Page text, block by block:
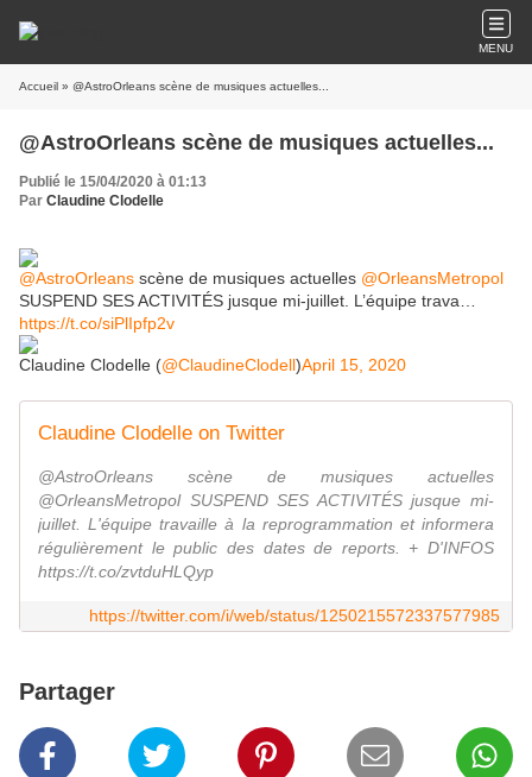
MENU
Accueil » @AstroOrleans scène de musiques actuelles...
@AstroOrleans scène de musiques actuelles...
Publié le 15/04/2020 à 01:13
Par Claudine Clodelle
@AstroOrleans scène de musiques actuelles @OrleansMetropol
SUSPEND SES ACTIVITÉS jusque mi-juillet. L’équipe trava…
https://t.co/siPlIpfp2v
Claudine Clodelle (@ClaudineClodell)April 15, 2020
Claudine Clodelle on Twitter
@AstroOrleans scène de musiques actuelles
@OrleansMetropol SUSPEND SES ACTIVITÉS jusque mi-
juillet. L'équipe travaille à la reprogrammation et informera
régulièrement le public des dates de reports. + D'INFOS
https://t.co/zvtduHLQyp
https://twitter.com/i/web/status/1250215572337577985
Partager